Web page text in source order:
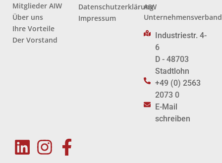
Mitglieder AIW
Über uns
Ihre Vorteile
Der Vorstand
Datenschutzerklärung
Impressum
AIW
Unternehmensverband
Industriestr. 4-
6
D - 48703
Stadtlohn
+49 (0) 2563
2073 0
E-Mail
schreiben